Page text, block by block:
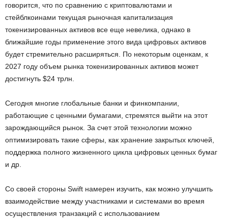
говорится, что по сравнению с криптовалютами и
стейблкоинами текущая рыночная капитализация
токенизированных активов все еще невелика, однако в
ближайшие годы применение этого вида цифровых активов
будет стремительно расширяться. По некоторым оценкам, к
2027 году объем рынка токенизированных активов может
достигнуть $24 трлн.
Сегодня многие глобальные банки и финкомпании,
работающие с ценными бумагами, стремятся выйти на этот
зарождающийся рынок. За счет этой технологии можно
оптимизировать такие сферы, как хранение закрытых ключей,
поддержка полного жизненного цикла цифровых ценных бумаг
и др.
Со своей стороны Swift намерен изучить, как можно улучшить
взаимодействие между участниками и системами во время
осуществления транзакций с использованием